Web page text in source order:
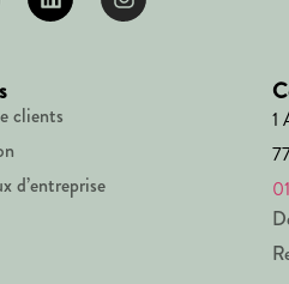
clients
d’entreprise
1